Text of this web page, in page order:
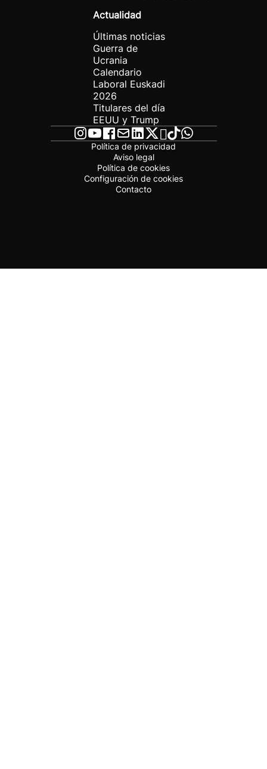
Actualidad
Últimas noticias
Guerra de
Ucrania
Calendario
Laboral Euskadi
2026
Titulares del día
EEUU y Trump
Política de privacidad
Aviso legal
Política de cookies
Configuración de cookies
Contacto